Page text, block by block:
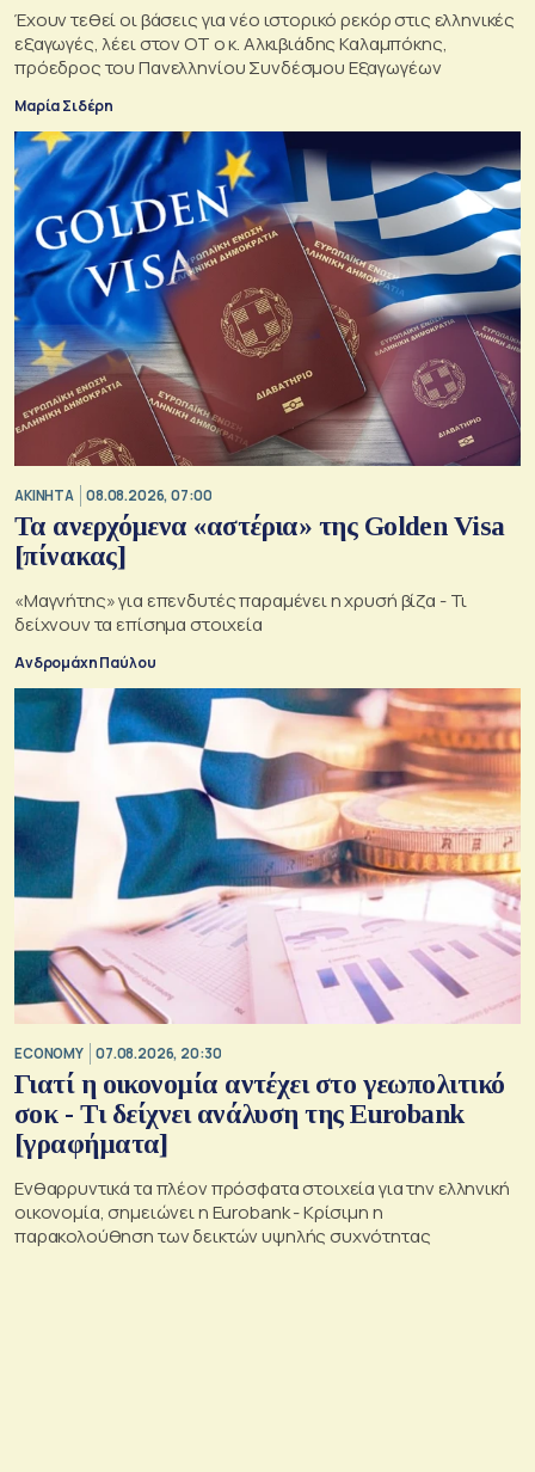
Έχουν τεθεί οι βάσεις για νέο ιστορικό ρεκόρ στις ελληνικές
εξαγωγές, λέει στον ΟΤ ο κ. Αλκιβιάδης Καλαμπόκης,
πρόεδρος του Πανελληνίου Συνδέσμου Εξαγωγέων
Μαρία Σιδέρη
ΑΚΙΝΗΤΑ 08.08.2026, 07:00
Τα ανερχόμενα «αστέρια» της Golden Visa
[πίνακας]
«Μαγνήτης» για επενδυτές παραμένει η χρυσή βίζα - Τι
δείχνουν τα επίσημα στοιχεία
Ανδρομάχη Παύλου
ECONOMY 07.08.2026, 20:30
Γιατί η οικονομία αντέχει στο γεωπολιτικό
σοκ - Τι δείχνει ανάλυση της Eurobank
[γραφήματα]
Ενθαρρυντικά τα πλέον πρόσφατα στοιχεία για την ελληνική
οικονομία, σημειώνει η Eurobank - Kρίσιμη η
παρακολούθηση των δεικτών υψηλής συχνότητας